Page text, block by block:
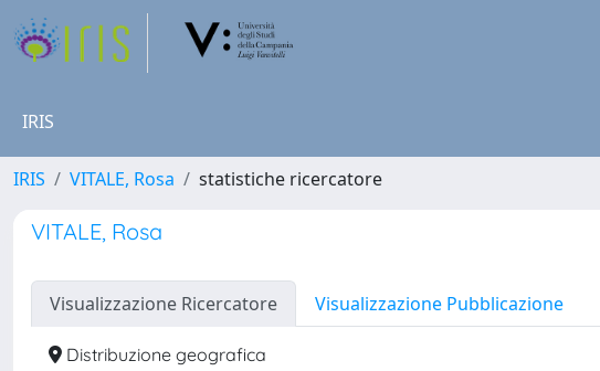
IRIS
IRIS VITALE, Rosa statistiche ricercatore
VITALE, Rosa
Visualizzazione Ricercatore Visualizzazione Pubblicazione
Distribuzione geografica